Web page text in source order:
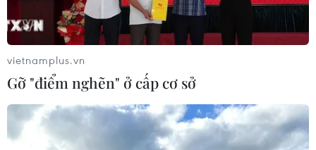
chương trình và cơ chế của quốc gia phái cử.
vietnamplus.vn
Gỡ "điểm nghẽn" ở cấp cơ sở